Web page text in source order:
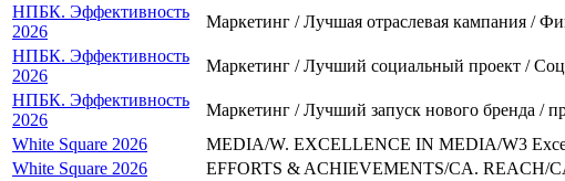
НПБК. Эффективность
2026
Маркетинг / Лучшая отраслевая кампания /
НПБК. Эффективность
2026
Маркетинг / Лучший социальный проект /
НПБК. Эффективность
2026
Маркетинг / Лучший запуск нового бренда /
White Square 2026
MEDIA/W. EXCELLENCE IN MEDIA/W3
White Square 2026
EFFORTS & ACHIEVEMENTS/CA. REACH/